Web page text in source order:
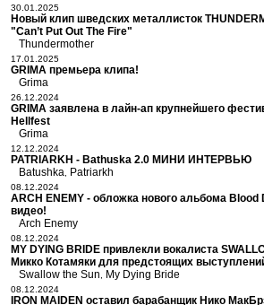
30.01.2025
Новый клип шведских металлисток
"Can’t Put Out The Fire"
Thundermother
17.01.2025
GRIMA премьера клипа!
Grima
26.12.2024
GRIMA заявлена в лайн-ап крупнейшего
Hellfest
Grima
12.12.2024
PATRIARKH - Bathuska 2.0 МИНИ ИНТЕРВЬЮ
Batushka Patriarkh
08.12.2024
ARCH ENEMY - обложка нового альбома Blood
видео!
Arch Enemy
08.12.2024
MY DYING BRIDE привлекли вокалиста
Микко Котамяки для предстоящих
Swallow the Sun
My Dying Bride
08.12.2024
IRON MAIDEN оставил барабанщик Нико